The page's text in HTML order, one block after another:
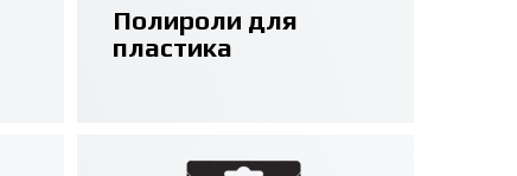
Полироли для
пластика